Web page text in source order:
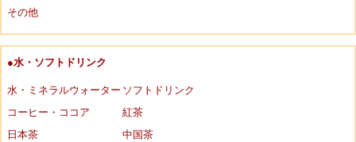
その他
●水・ソフトドリンク
水・ミネラルウォーター ソフトドリンク
コーヒー・ココア
紅茶
日本茶
中国茶